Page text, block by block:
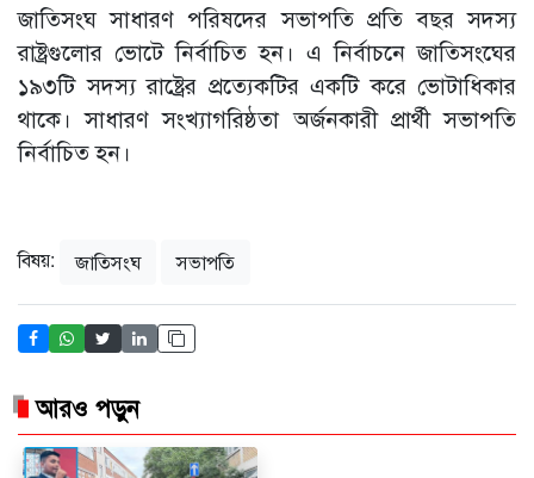
জাতিসংঘ সাধারণ পরিষদের সভাপতি প্রতি বছর সদস্য
রাষ্ট্রগুলোর ভোটে নির্বাচিত হন। এ নির্বাচনে জাতিসংঘের
১৯৩টি সদস্য রাষ্ট্রের প্রত্যেকটির একটি করে ভোটাধিকার
থাকে। সাধারণ সংখ্যাগরিষ্ঠতা অর্জনকারী প্রার্থী সভাপতি
নির্বাচিত হন।
বিষয়: জাতিসংঘ সভাপতি
আরও পড়ুন